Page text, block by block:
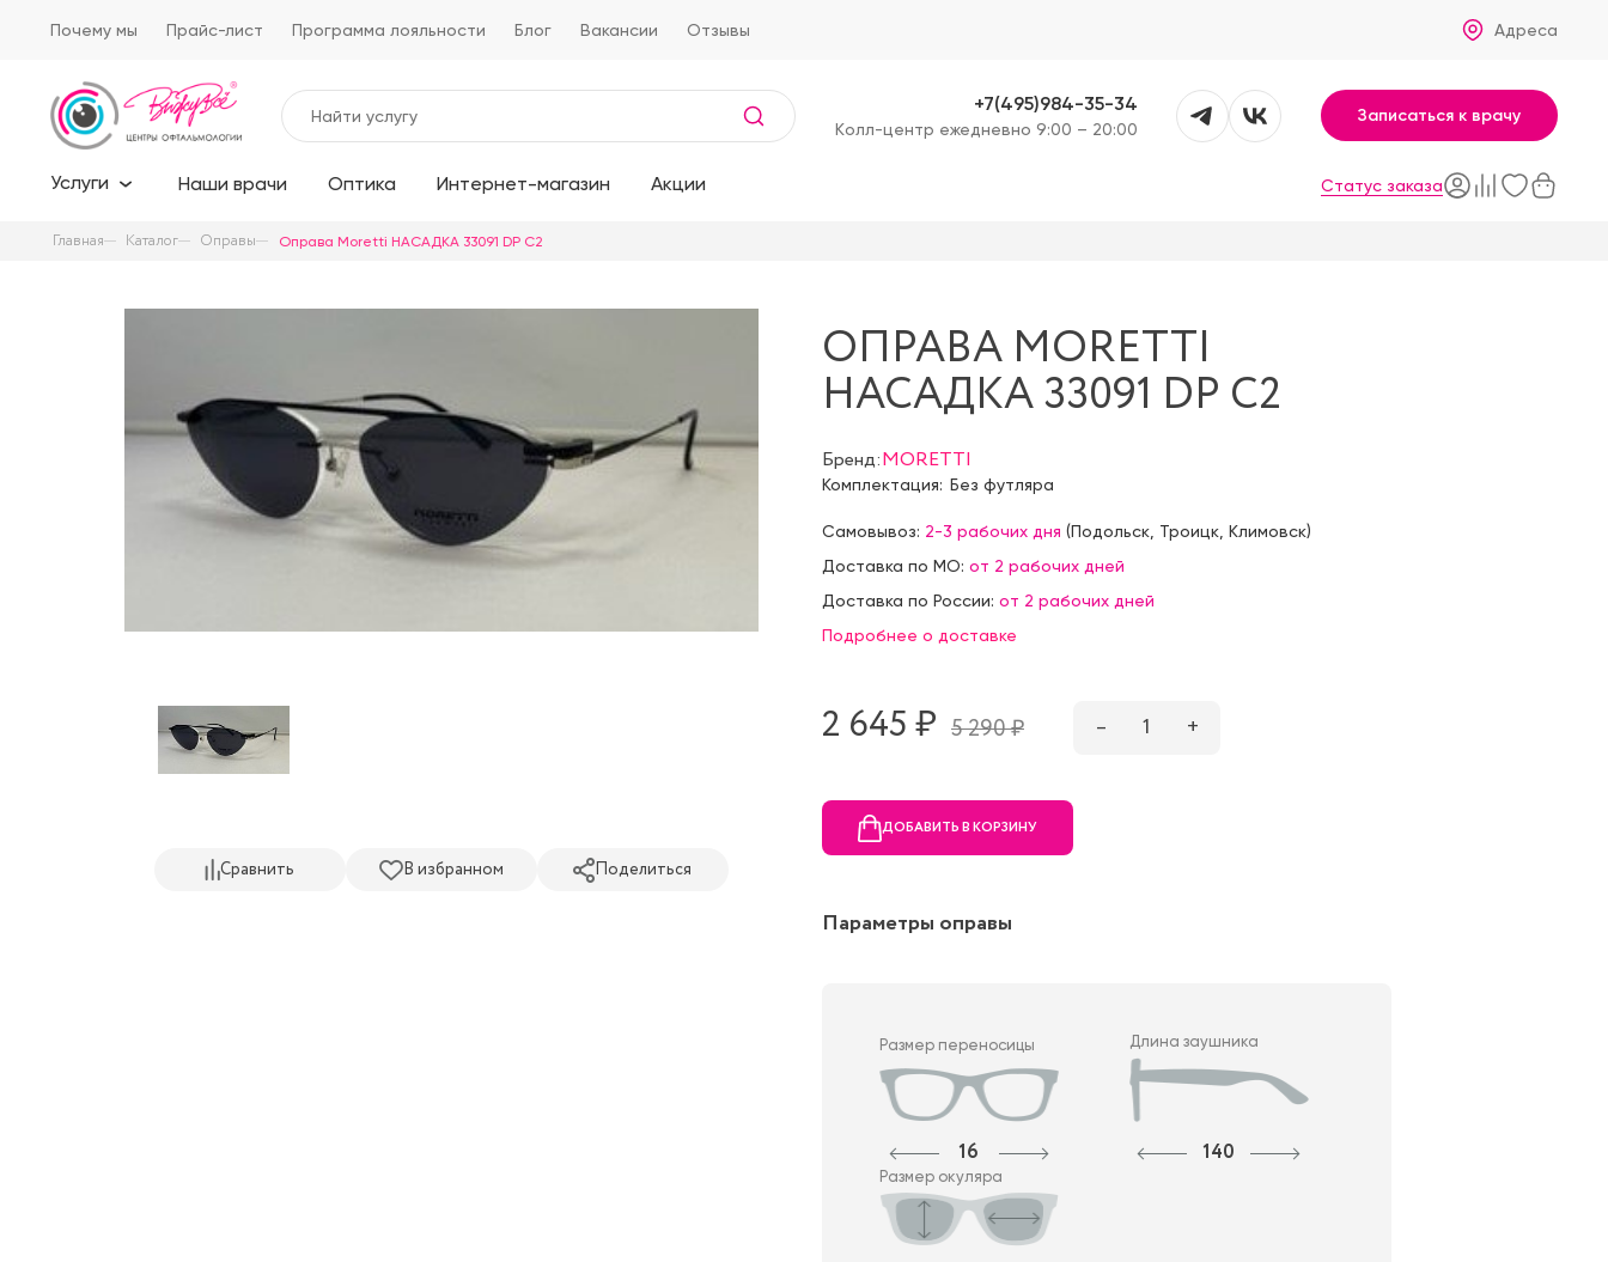
Почему мы Прайс-лист Программа лояльности Блог Вакансии Отзывы Адреса
+7(495)984-35-34
Kолл-центр ежедневно 9:00 – 20:00
Записаться к врачу
Услуги Наши врачи Оптика Интернет-магазин Акции Статус заказа
Главная Каталог Оправы Оправа Moretti НАСАДКА 33091 DP C2
Сравнить В избранном Поделиться
ОПРАВА MORETTI
НАСАДКА 33091 DP C2
Бренд:MORETTI
Комплектация: Без футляра
Самовывоз: 2-3 рабочих дня (Подольск, Троицк, Климовск)
Доставка по МО: от 2 рабочих дней
Доставка по России: от 2 рабочих дней
Подробнее о доставке
2 645 ₷ 5 290 ₷ – 1 +
ДОБАВИТЬ В КОРЗИНУ
Параметры оправы
Размер переносицы
16
Длина заушника
140
Размер окуляра